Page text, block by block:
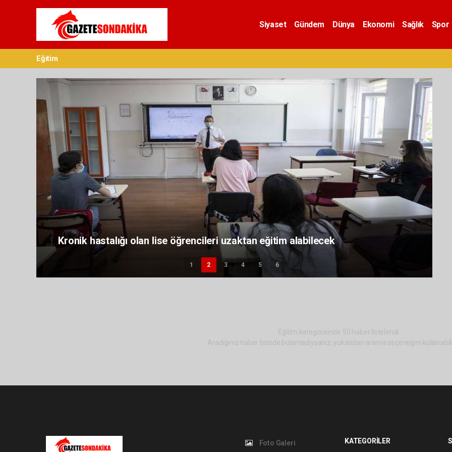
Siyaset Gündem Dünya Ekonomi Sağlık Spor
Eğitim
Kronik hastalığı olan lise öğrencileri uzaktan eğitim alabilecek
1 2 3 4 5 6
Eğitim kategorisinde 50 haber listelendi.
Aradığınız haber listede bulamadıysanız, yukarıdan arama seçeneğini
Foto Galeri KATEGORİLER